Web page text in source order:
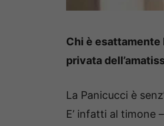
Chi è
privata
La Panicucci è
E’ infatti al timone